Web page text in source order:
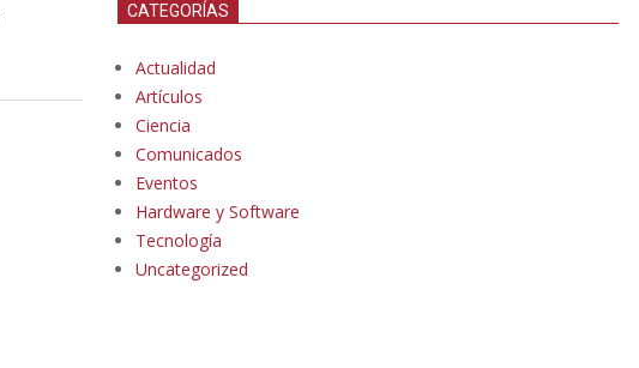
CATEGORÍAS
Actualidad
Artículos
Ciencia
Comunicados
Eventos
Hardware y Software
Tecnología
Uncategorized